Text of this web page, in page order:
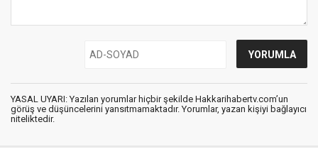
YASAL UYARI: Yazılan yorumlar hiçbir şekilde Hakkarihabertv.com’un
görüş ve düşüncelerini yansıtmamaktadır. Yorumlar, yazan kişiyi bağlayıcı
niteliktedir.